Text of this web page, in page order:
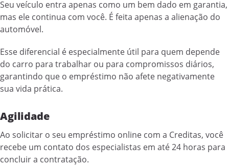
Seu veículo entra apenas como um bem dado em garantia,
mas ele continua com você. É feita apenas a alienação do
automóvel.
Esse diferencial é especialmente útil para quem depende
do carro para trabalhar ou para compromissos diários,
garantindo que o empréstimo não afete negativamente
sua vida prática.
Agilidade
Ao solicitar o seu empréstimo online com a Creditas, você
recebe um contato dos especialistas em até 24 horas para
concluir a contratação.